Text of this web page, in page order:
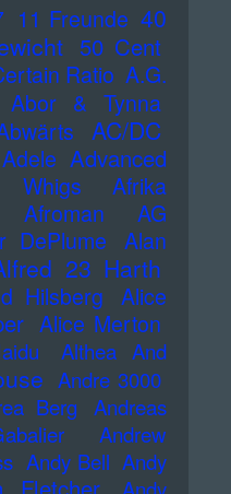
11 Freunde 40
50 Cent
Ratio A.G.
Abor & Tynna
AC/DC
Adele Advanced
Whigs
Afrika
Afroman
AG
DePlume
Alan
23 Harth
Hilsberg
Alice
Alice Merton
Althea And
Andre 3000
Berg
Andreas
Andrew
Andy Bell Andy